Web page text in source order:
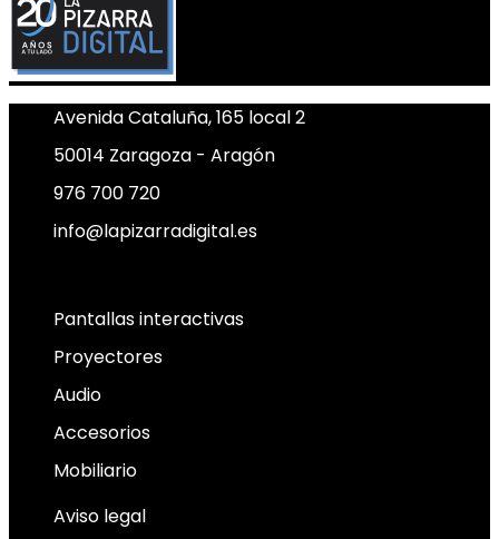
Avenida Cataluña, 165 local 2
50014 Zaragoza - Aragón
976 700 720
info@lapizarradigital.es
Pantallas interactivas
Proyectores
Audio
Accesorios
Mobiliario
Aviso legal